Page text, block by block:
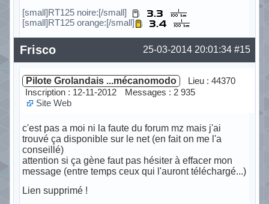
[small]RT125 noire:[/small]
[small]RT125 orange:[/small]
Hors ligne #15
25-03-2014 20:01:34
Frisco
Pilote Grolandais ...mécanomodo
Lieu : 44370
Inscription : 12-11-2012
Messages : 2 935
Site Web
c'est pas a moi ni la faute du forum mz mais j'ai
trouvé ça disponible sur le net (en fait on me l'a
conseillé)
attention si ça gène faut pas hésiter à effacer mon
message (entre temps ceux qui l'auront téléchargé...)
Lien supprimé !